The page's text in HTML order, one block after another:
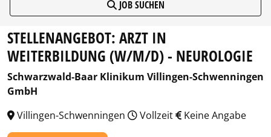
JOB SUCHEN
STELLENANGEBOT: ARZT IN
WEITERBILDUNG (W/M/D) - NEUROLOGIE
Schwarzwald-Baar Klinikum Villingen-Schwenningen
GmbH
Villingen-Schwenningen
Vollzeit Keine Angabe